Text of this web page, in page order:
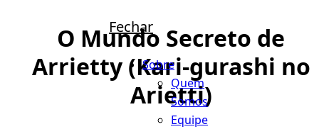
Fechar
Sobre
Quem
Somos
Equipe
O Mundo Secreto de
Arrietty (Kari-gurashi no
Arietti)